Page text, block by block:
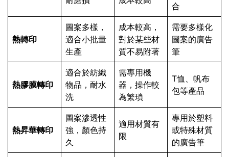
合
熱轉印
圖案多樣，
適合小批量
生產
成本較高，
對於某些材
質不易附著
需要多樣化
圖案的廣告
筆
熱膠膜轉印
適合於紡織
物品，耐水
洗
需專用機
器，操作較
為繁瑣
T恤、帆布
包等產品
熱昇華轉印
圖案滲透性
強，顏色持
久
適用材質有
限
專用於塑料
或特殊材質
的廣告筆